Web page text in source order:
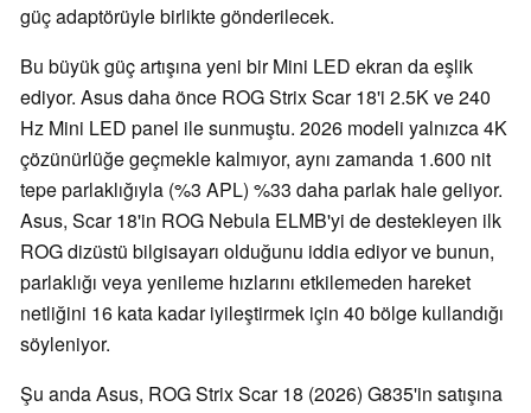
güç adaptörüyle birlikte gönderilecek.
Bu büyük güç artışına yeni bir Mini LED ekran da eşlik
ediyor. Asus daha önce ROG Strix Scar 18'i 2.5K ve 240
Hz Mini LED panel ile sunmuştu. 2026 modeli yalnızca 4K
çözünürlüğe geçmekle kalmıyor, aynı zamanda 1.600 nit
tepe parlaklığıyla (%3 APL) %33 daha parlak hale geliyor.
Asus, Scar 18'in ROG Nebula ELMB'yi de destekleyen ilk
ROG dizüstü bilgisayarı olduğunu iddia ediyor ve bunun,
parlaklığı veya yenileme hızlarını etkilemeden hareket
netliğini 16 kata kadar iyileştirmek için 40 bölge kullandığı
söyleniyor.
Şu anda Asus, ROG Strix Scar 18 (2026) G835'in satışına